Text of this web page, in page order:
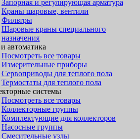
Запорная и регулирующая арматура
Краны шаровые, вентили
Фильтры
Шаровые краны специального
назначения
автоматика
Посмотреть все товары
Измерительные приборы
Сервоприводы для теплого пола
Термостаты для теплого пола
системы
Посмотреть все товары
Коллекторные группы
Комплектующие для коллекторов
Насосные группы
Смесительные узлы